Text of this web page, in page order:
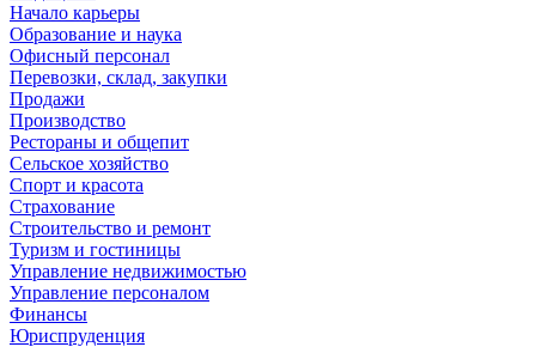
Начало карьеры
Образование и наука
Офисный персонал
Перевозки, склад, закупки
Продажи
Производство
Рестораны и общепит
Сельское хозяйство
Спорт и красота
Страхование
Строительство и ремонт
Туризм и гостиницы
Управление недвижимостью
Управление персоналом
Финансы
Юриспруденция